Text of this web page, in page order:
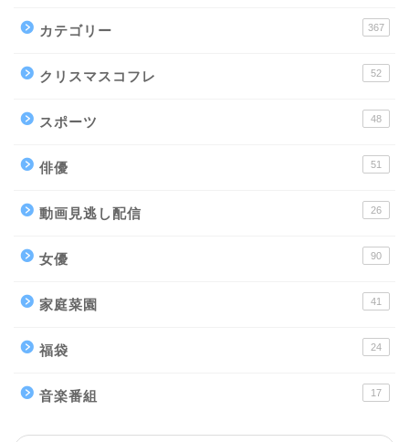
カテゴリー 367
クリスマスコフレ 52
スポーツ 48
俳優 51
動画見逃し配信 26
女優 90
家庭菜園 41
福袋 24
音楽番組 17